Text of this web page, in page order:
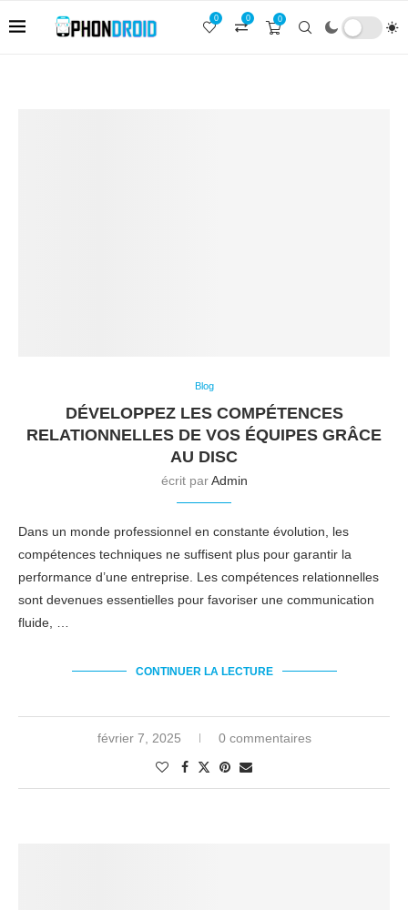
0
0
0
Blog
DÉVELOPPEZ LES COMPÉTENCES
RELATIONNELLES DE VOS ÉQUIPES GRÂCE
AU DISC
écrit parAdmin
Dans un monde professionnel en constante évolution, les
compétences techniques ne suffisent plus pour garantir la
performance d’une entreprise. Les compétences relationnelles
sont devenues essentielles pour favoriser une communication
fluide, …
CONTINUER LA LECTURE
février 7, 2025 0 commentaires